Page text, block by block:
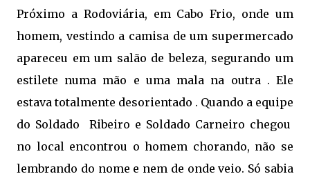
Próximo a Rodoviária, em Cabo Frio, onde um
homem, vestindo a camisa de um supermercado
apareceu em um salão de beleza, segurando um
estilete numa mão e uma mala na outra . Ele
estava totalmente desorientado . Quando a equipe
do Soldado Ribeiro e Soldado Carneiro chegou
no local encontrou o homem chorando, não se
lembrando do nome e nem de onde veio. Só sabia